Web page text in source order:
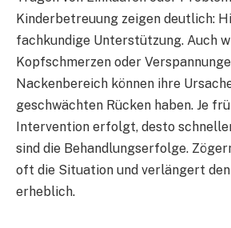
Kinderbetreuung zeigen deutlich:
fachkundige Unterstützung. Auch
Kopfschmerzen oder
Nackenbereich können ihre
geschwächten Rücken haben. Je
Intervention erfolgt, desto
sind die Behandlungserfolge.
oft die Situation und verlängert
erheblich.